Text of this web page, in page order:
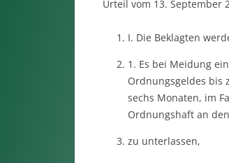
Urteil vom 13. September
I. Die Beklagten
1. Es bei Meidung
Ordnungsgeldes bis
sechs Monaten, im
Ordnungshaft an
zu unterlassen,